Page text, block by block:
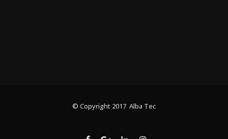
© Copyright 2017 Alba Tec